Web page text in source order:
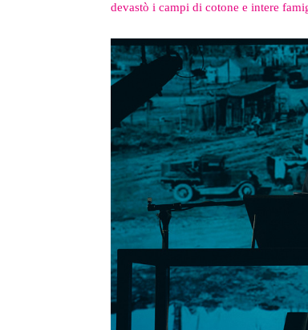
devastò i campi di cotone e intere